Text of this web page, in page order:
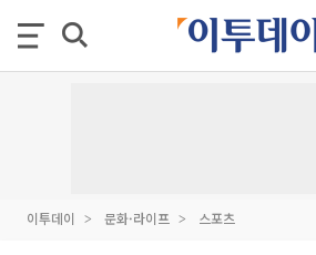
이투데이 문화·라이프 스포츠